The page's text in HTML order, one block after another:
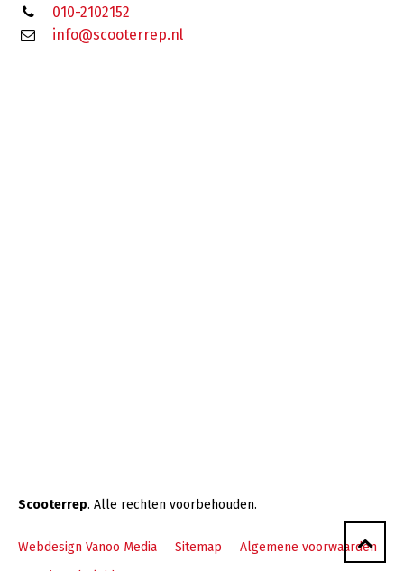
010-2102152
info@scooterrep.nl
Scooterrep. Alle rechten voorbehouden.
Webdesign Vanoo Media Sitemap
Algemene voorwaarden